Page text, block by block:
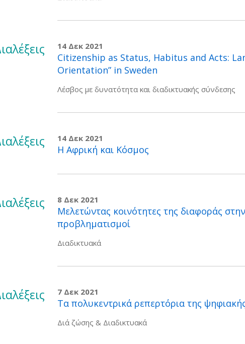
14 Δεκ 2021
Citizenship as Status, Habitus and Acts:
Orientation” in Sweden
Λέσβος με δυνατότητα και διαδικτυακής σύνδεσης
14 Δεκ 2021
Η Αφρική και Κόσμος
8 Δεκ 2021
Μελετώντας κοινότητες της διαφοράς
προβληματισμοί
Διαδικτυακά
7 Δεκ 2021
Τα πολυκεντρικά ρεπερτόρια της
Διά ζώσης & Διαδικτυακά